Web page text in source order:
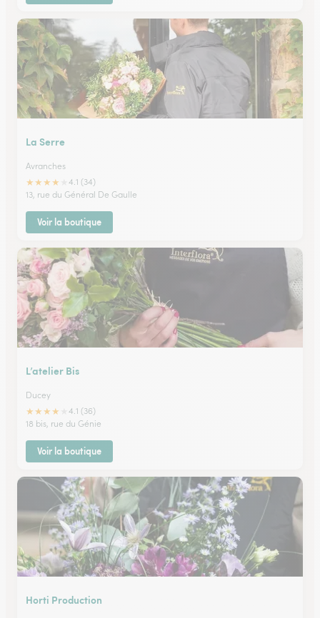
La Serre
Avranches
★★★★
4.1 (34)
13, rue du Général De Gaulle
Voir la boutique
L’atelier Bis
Ducey
★★★★
4.1 (36)
18 bis, rue du Génie
Voir la boutique
Horti Production